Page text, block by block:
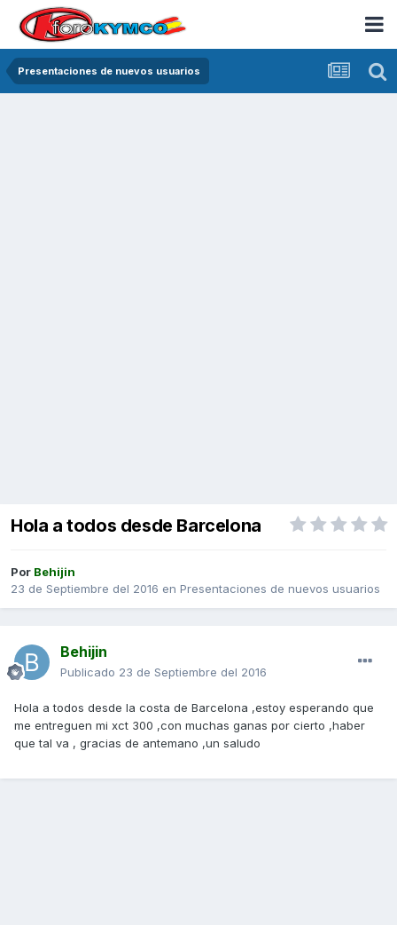
Presentaciones de nuevos usuarios
Hola a todos desde Barcelona
Por Behijin
23 de Septiembre del 2016 en Presentaciones de nuevos usuarios
Behijin
Publicado 23 de Septiembre del 2016
Hola a todos desde la costa de Barcelona ,estoy esperando que
me entreguen mi xct 300 ,con muchas ganas por cierto ,haber
que tal va , gracias de antemano ,un saludo